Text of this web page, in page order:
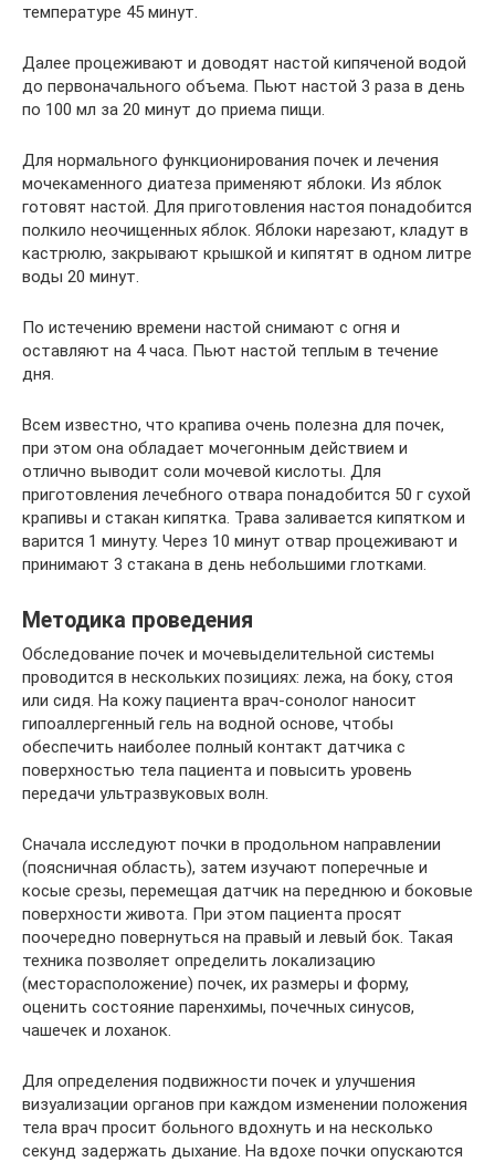
температуре 45 минут.
Далее процеживают и доводят настой кипяченой водой
до первоначального объема. Пьют настой 3 раза в день
по 100 мл за 20 минут до приема пищи.
Для нормального функционирования почек и лечения
мочекаменного диатеза применяют яблоки. Из яблок
готовят настой. Для приготовления настоя понадобится
полкило неочищенных яблок. Яблоки нарезают, кладут в
кастрюлю, закрывают крышкой и кипятят в одном литре
воды 20 минут.
По истечению времени настой снимают с огня и
оставляют на 4 часа. Пьют настой теплым в течение
дня.
Всем известно, что крапива очень полезна для почек,
при этом она обладает мочегонным действием и
отлично выводит соли мочевой кислоты. Для
приготовления лечебного отвара понадобится 50 г сухой
крапивы и стакан кипятка. Трава заливается кипятком и
варится 1 минуту. Через 10 минут отвар процеживают и
принимают 3 стакана в день небольшими глотками.
Методика проведения
Обследование почек и мочевыделительной системы
проводится в нескольких позициях: лежа, на боку, стоя
или сидя. На кожу пациента врач-сонолог наносит
гипоаллергенный гель на водной основе, чтобы
обеспечить наиболее полный контакт датчика с
поверхностью тела пациента и повысить уровень
передачи ультразвуковых волн.
Сначала исследуют почки в продольном направлении
(поясничная область), затем изучают поперечные и
косые срезы, перемещая датчик на переднюю и боковые
поверхности живота. При этом пациента просят
поочередно повернуться на правый и левый бок. Такая
техника позволяет определить локализацию
(месторасположение) почек, их размеры и форму,
оценить состояние паренхимы, почечных синусов,
чашечек и лоханок.
Для определения подвижности почек и улучшения
визуализации органов при каждом изменении положения
тела врач просит больного вдохнуть и на несколько
секунд задержать дыхание. На вдохе почки опускаются